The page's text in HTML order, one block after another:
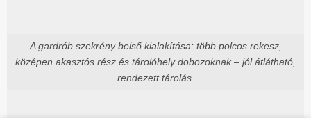
A gardrób szekrény belső kialakítása: több polcos rekesz,
középen akasztós rész és tárolóhely dobozoknak – jól átlátható,
rendezett tárolás.